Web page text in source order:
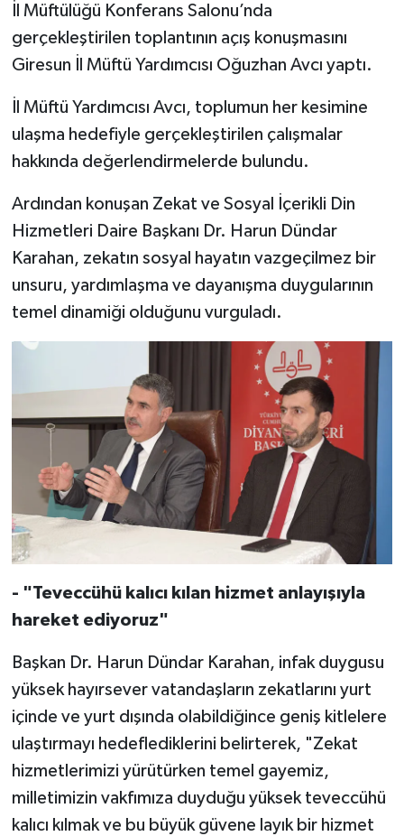
İl Müftülüğü Konferans Salonu’nda
gerçekleştirilen toplantının açış konuşmasını
Giresun İl Müftü Yardımcısı Oğuzhan Avcı yaptı.
İl Müftü Yardımcısı Avcı, toplumun her kesimine
ulaşma hedefiyle gerçekleştirilen çalışmalar
hakkında değerlendirmelerde bulundu.
Ardından konuşan Zekat ve Sosyal İçerikli Din
Hizmetleri Daire Başkanı Dr. Harun Dündar
Karahan, zekatın sosyal hayatın vazgeçilmez bir
unsuru, yardımlaşma ve dayanışma duygularının
temel dinamiği olduğunu vurguladı.
- "Teveccühü kalıcı kılan hizmet anlayışıyla
hareket ediyoruz"
Başkan Dr. Harun Dündar Karahan, infak duygusu
yüksek hayırsever vatandaşların zekatlarını yurt
içinde ve yurt dışında olabildiğince geniş kitlelere
ulaştırmayı hedeflediklerini belirterek, "Zekat
hizmetlerimizi yürütürken temel gayemiz,
milletimizin vakfımıza duyduğu yüksek teveccühü
kalıcı kılmak ve bu büyük güvene layık bir hizmet
Bitlis Müftülüğü
Burdur Müftülüğü
Çanakkale Müftülüğü
Çankırı Müftülüğü
Çorum Müftülüğü
Diyarbakır Müftülüğü
Düzce Müftülüğü
Edirne Müftülüğü
Erzincan Müftülüğü
Eskişehir Müftülüğü
Giresun Müftülüğü
Gümüşhane Müftülüğü
Sağlık
Ekonomi
Podcast
Biyografiler
İhtida Haberleri
YAŞAM